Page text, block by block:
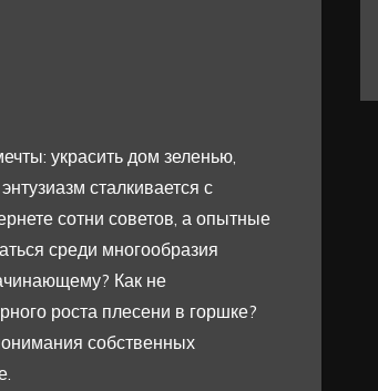
украсить дом зеленью,
сталкивается с
сотни советов, а опытные
среди многообразия
Как не
роста плесени в горшке?
собственных